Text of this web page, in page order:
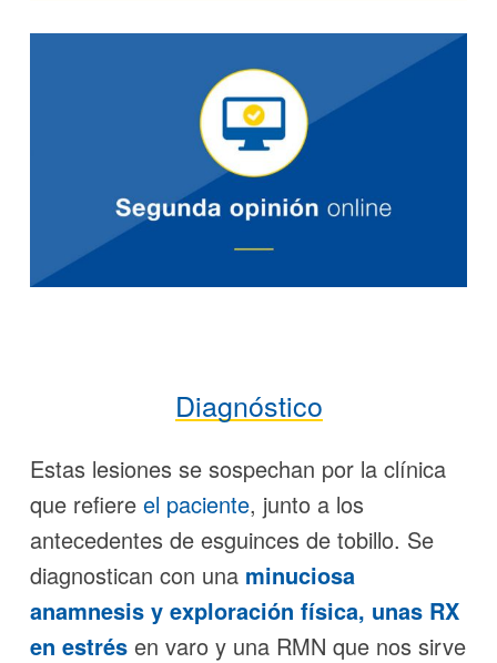
Diagnóstico
Estas lesiones se sospechan por la clínica
que refiere el paciente, junto a los
antecedentes de esguinces de tobillo. Se
diagnostican con una minuciosa
anamnesis y exploración física, unas RX
en estrés en varo y una RMN que nos sirve